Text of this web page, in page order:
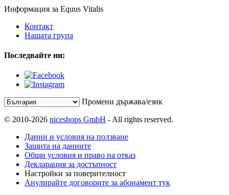
Информация за Equus Vitalis
Контакт
Нашата група
Последвайте ни:
Промени държава/език
© 2010-2026 niceshops GmbH - All rights reserved.
Данни и условия на ползване
Защита на данните
Общи условия и право на отказ
Декларация за достъпност
Настройки за поверителност
Анулирайте договорите за абонамент тук